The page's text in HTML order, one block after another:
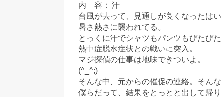
内 容： 汗
台風が去って、見通しが良くなったは
暑さ熱さに襲われてる。
とっくに汗でシャツもパンツもびたび
熱中症脱水症状との戦いに突入。
マジ探偵の仕事は地味できついよ。
(^_^;)
そんな中、元からの催促の連絡。そん
僕らだって、結果をとっとと出して帰